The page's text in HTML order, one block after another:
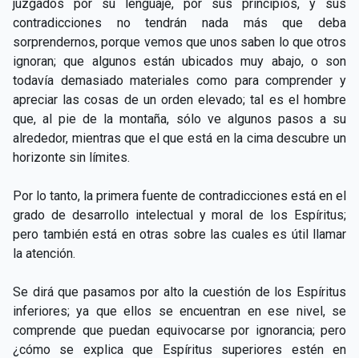
juzgados por su lenguaje, por sus principios, y sus
contradicciones no tendrán nada más que deba
sorprendernos, porque vemos que unos saben lo que otros
ignoran; que algunos están ubicados muy abajo, o son
todavía demasiado materiales como para comprender y
apreciar las cosas de un orden elevado; tal es el hombre
que, al pie de la montaña, sólo ve algunos pasos a su
alrededor, mientras que el que está en la cima descubre un
horizonte sin límites.
Por lo tanto, la primera fuente de contradicciones está en el
grado de desarrollo intelectual y moral de los Espíritus;
pero también está en otras sobre las cuales es útil llamar
la atención.
Se dirá que pasamos por alto la cuestión de los Espíritus
inferiores; ya que ellos se encuentran en ese nivel, se
comprende que puedan equivocarse por ignorancia; pero
¿cómo se explica que Espíritus superiores estén en